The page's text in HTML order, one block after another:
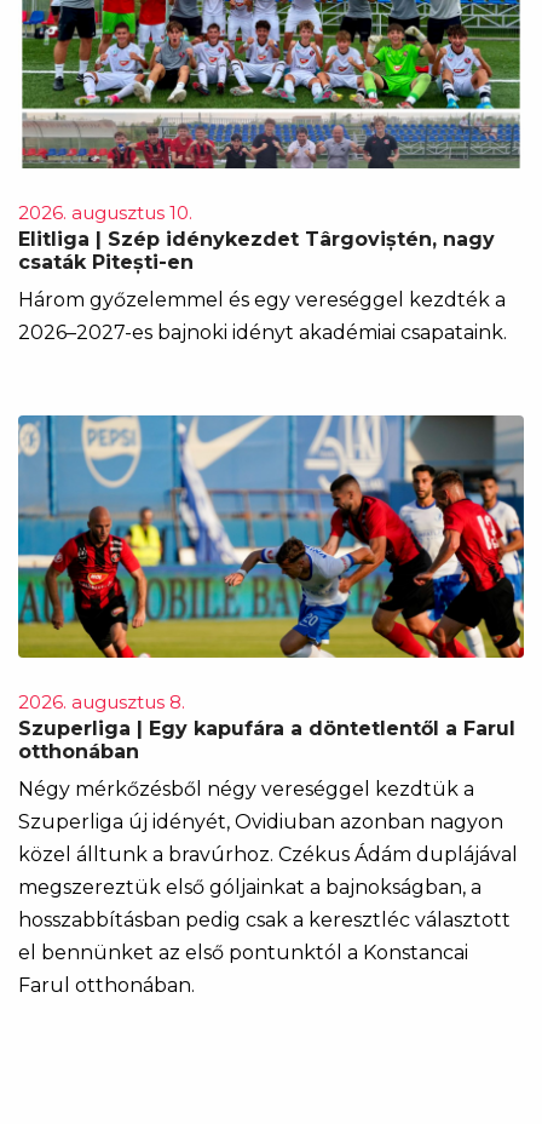
2026. augusztus 10.
Elitliga | Szép idénykezdet Târgoviștén, nagy
csaták Pitești-en
Három győzelemmel és egy vereséggel kezdték a
2026–2027-es bajnoki idényt akadémiai csapataink.
2026. augusztus 8.
Szuperliga | Egy kapufára a döntetlentől a Farul
otthonában
Négy mérkőzésből négy vereséggel kezdtük a
Szuperliga új idényét, Ovidiuban azonban nagyon
közel álltunk a bravúrhoz. Czékus Ádám duplájával
megszereztük első góljainkat a bajnokságban, a
hosszabbításban pedig csak a keresztléc választott
el bennünket az első pontunktól a Konstancai
Farul otthonában.